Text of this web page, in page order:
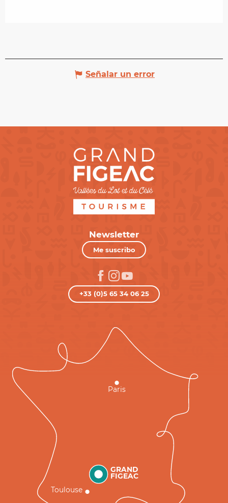
Señalar un error
Newsletter
Me suscribo
+33 (0)5 65 34 06 25
GRAND
FIGEAC
Toulouse
Paris